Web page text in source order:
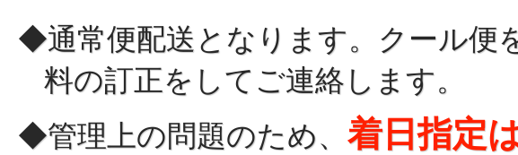
◆通常便配送となります。クール便
料の訂正をしてご連絡します。
◆管理上の問題のため、着日指定